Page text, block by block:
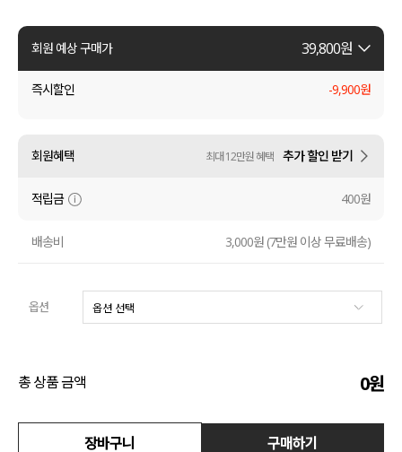
셔츠
원피스
수영복
아우터
코디템
회원 예상 구매가 39,800원
즉시할인 -9,900원
회원혜택 최대 12만원 혜택 추가 할인 받기
적립금 400원
배송비 3,000원 (7만원 이상 무료배송)
옵션
총 상품 금액 0원
장바구니 구매하기